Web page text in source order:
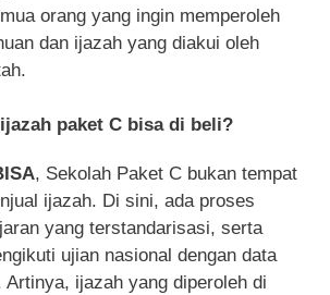
orang yang ingin memperoleh
dan ijazah yang diakui oleh
paket C bisa di beli?
, Sekolah Paket C bukan tempat
ijazah. Di sini, ada proses
yang terstandarisasi, serta
ujian nasional dengan data
Artinya, ijazah yang diperoleh di